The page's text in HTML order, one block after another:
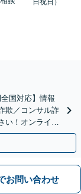
日祝日）
国対応】情報
欺／コンサル詐
い！オンライン
お問い合わせ